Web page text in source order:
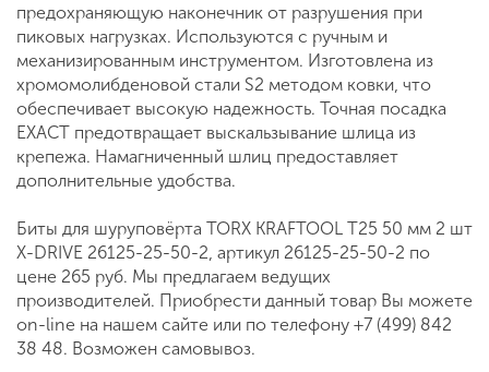
предохраняющую наконечник от разрушения при
пиковых нагрузках. Используются с ручным и
механизированным инструментом. Изготовлена из
хромомолибденовой стали S2 методом ковки, что
обеспечивает высокую надежность. Точная посадка
EXACT предотвращает выскальзывание шлица из
крепежа. Намагниченный шлиц предоставляет
дополнительные удобства.
Биты для шуруповёрта TORX KRAFTOOL Т25 50 мм 2 шт
X-DRIVE 26125-25-50-2, артикул 26125-25-50-2 по
цене 265 руб. Мы предлагаем ведущих
производителей. Приобрести данный товар Вы можете
on-line на нашем сайте или по телефону +7 (499) 842
38 48. Возможен самовывоз.